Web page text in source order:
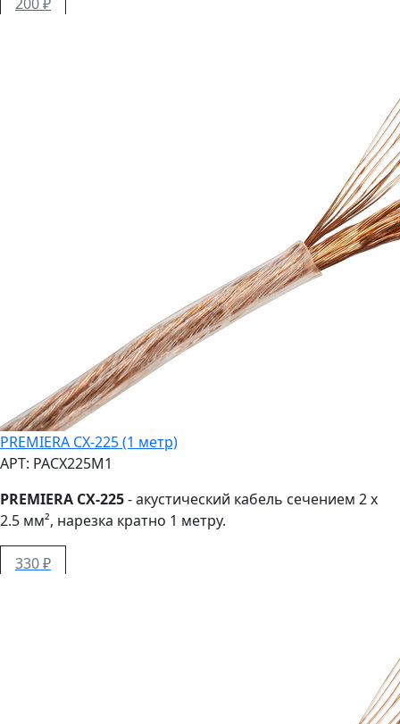
PREMIERA CX-225 (1 метр)
АРТ: PACX225M1
PREMIERA CX-225- акустический кабель сечением 2 x
2.5 мм², нарезка кратно 1 метру.
330 ₽